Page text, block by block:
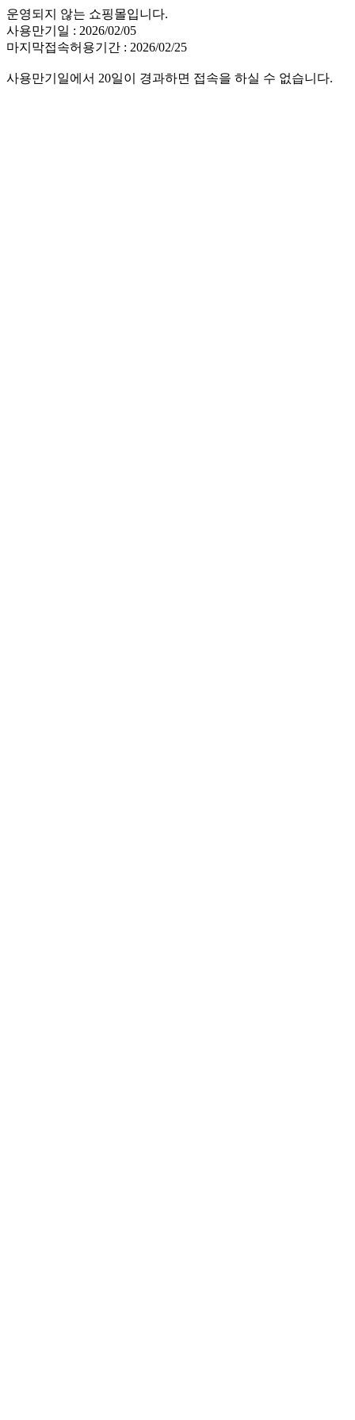
운영되지 않는 쇼핑몰입니다.
사용만기일 : 2026/02/05
마지막접속허용기간 : 2026/02/25
사용만기일에서 20일이 경과하면 접속을 하실 수 없습니다.